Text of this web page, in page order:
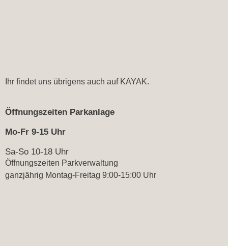
Ihr findet uns übrigens auch auf KAYAK.
Öffnungszeiten Parkanlage
Mo-Fr 9-15 Uhr
Sa-So 10-18 Uhr
Öffnungszeiten Parkverwaltung
ganzjährig Montag-Freitag 9:00-15:00 Uhr